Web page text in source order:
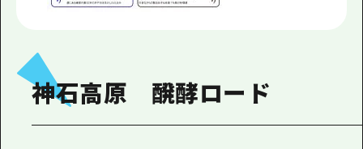
神石高原 醗酵ロード